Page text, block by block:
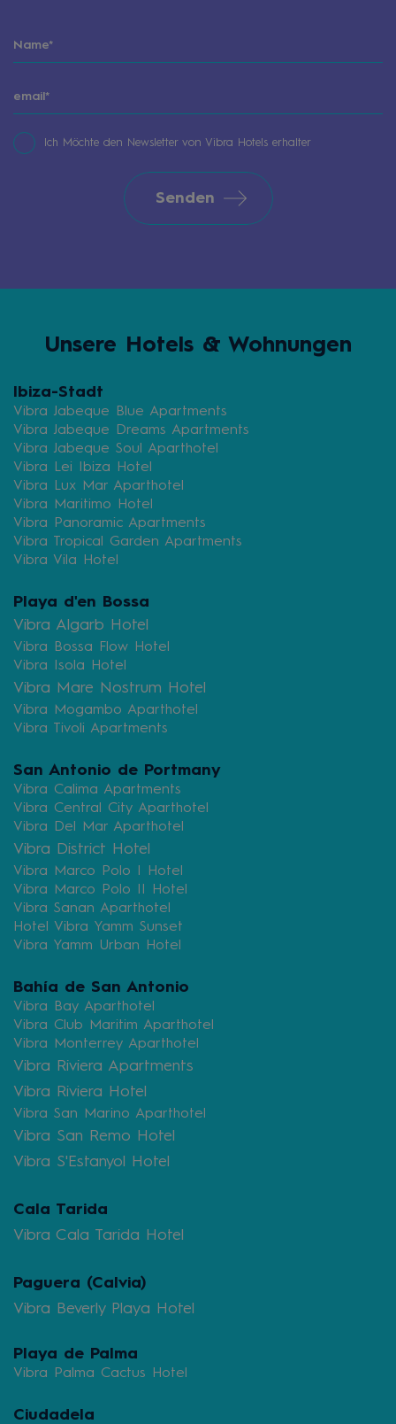
Ich Möchte den Newsletter von Vibra Hotels erhalter
Senden
Unsere Hotels & Wohnungen
Ibiza-Stadt
Vibra Jabeque Blue Apartments
Vibra Jabeque Dreams Apartments
Vibra Jabeque Soul Aparthotel
Vibra Lei Ibiza Hotel
Vibra Lux Mar Aparthotel
Vibra Maritimo Hotel
Vibra Panoramic Apartments
Vibra Tropical Garden Apartments
Vibra Vila Hotel
Playa d'en Bossa
Vibra Algarb Hotel
Vibra Bossa Flow Hotel
Vibra Isola Hotel
Vibra Mare Nostrum Hotel
Vibra Mogambo Aparthotel
Vibra Tivoli Apartments
San Antonio de Portmany
Vibra Calima Apartments
Vibra Central City Aparthotel
Vibra Del Mar Aparthotel
Vibra District Hotel
Vibra Marco Polo I Hotel
Vibra Marco Polo II Hotel
Vibra Sanan Aparthotel
Hotel Vibra Yamm Sunset
Vibra Yamm Urban Hotel
Bahía de San Antonio
Vibra Bay Aparthotel
Vibra Club Maritim Aparthotel
Vibra Monterrey Aparthotel
Vibra Riviera Apartments
Vibra Riviera Hotel
Vibra San Marino Aparthotel
Vibra San Remo Hotel
Vibra S'Estanyol Hotel
Cala Tarida
Vibra Cala Tarida Hotel
Paguera (Calvia)
Vibra Beverly Playa Hotel
Playa de Palma
Vibra Palma Cactus Hotel
Ciudadela